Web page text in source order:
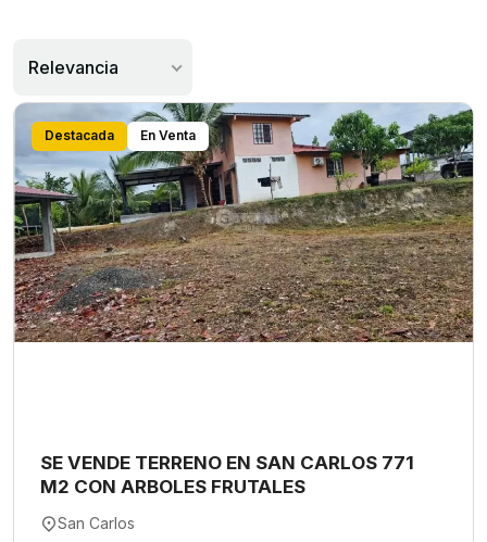
Relevancia
Destacada En Venta
SE VENDE TERRENO EN SAN CARLOS 771
M2 CON ARBOLES FRUTALES
San Carlos